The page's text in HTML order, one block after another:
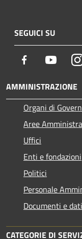
SEGUICI SU
Facebook
AMMINISTRAZIONE
Organi di
Aree
Uffici
Enti e fondazioni
Politici
Personale
Documenti e dati
CATEGORIE DI